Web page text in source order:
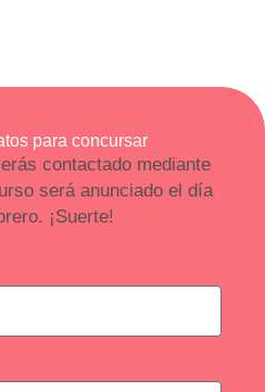
para concursar
contactado mediante
será anunciado el día
¡Suerte!